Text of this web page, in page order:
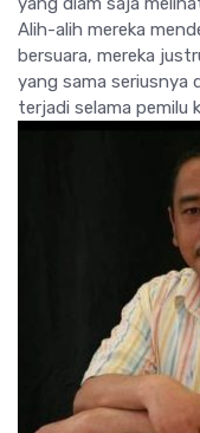
Alih-alih mereka
bersuara, mereka
yang sama seriusnya
terjadi selama pemilu